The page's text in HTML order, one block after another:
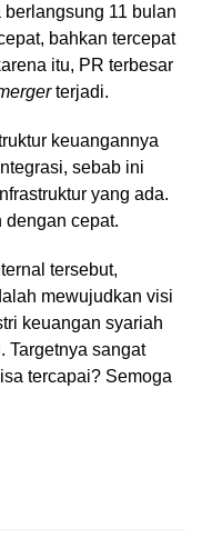
11 bulan
bahkan tercepat
itu, PR terbesar
terjadi.
keuangannya
sebab ini
yang ada.
dengan cepat.
tersebut,
mewujudkan visi
keuangan syariah
Targetnya sangat
tercapai? Semoga